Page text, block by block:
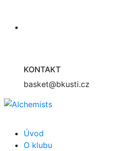
KONTAKT
basket@bkusti.cz
Úvod
O klubu